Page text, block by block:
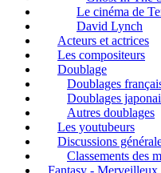
Le cinéma de
David Lynch
Acteurs et actrices
Les compositeurs
Doublage
Doublages
Doublages
Autres doublages
Les youtubeurs
Discussions
Classements des
Fantasy -